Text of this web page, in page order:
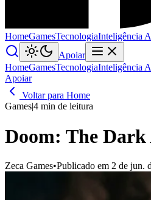
HomeGamesTecnologiaInteligência
Apoiar
HomeGamesTecnologiaInteligência
Apoiar
Voltar para Home
Games|4 min de leitura
Doom: The Dark
Zeca Games•Publicado em 2 de jun.